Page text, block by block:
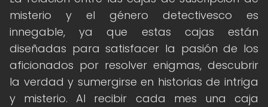
misterio y el género detectivesco es
innegable, ya que estas cajas están
diseñadas para satisfacer la pasión de los
aficionados por resolver enigmas, descubrir
la verdad y sumergirse en historias de intriga
y misterio. Al recibir cada mes una caja